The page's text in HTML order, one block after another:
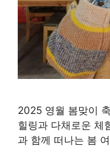
2025 영월 봄맞이
힐링과 다채로운 체
과 함께 떠나는 봄